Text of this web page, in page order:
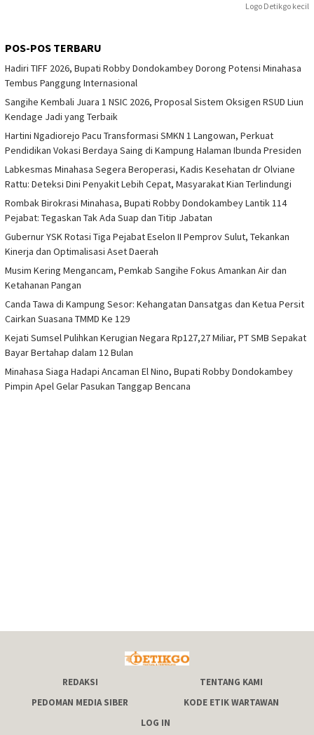
Logo Detikgo kecil
POS-POS TERBARU
Hadiri TIFF 2026, Bupati Robby Dondokambey Dorong Potensi Minahasa
Tembus Panggung Internasional
Sangihe Kembali Juara 1 NSIC 2026, Proposal Sistem Oksigen RSUD Liun
Kendage Jadi yang Terbaik
Hartini Ngadiorejo Pacu Transformasi SMKN 1 Langowan, Perkuat
Pendidikan Vokasi Berdaya Saing di Kampung Halaman Ibunda Presiden
Labkesmas Minahasa Segera Beroperasi, Kadis Kesehatan dr Olviane
Rattu: Deteksi Dini Penyakit Lebih Cepat, Masyarakat Kian Terlindungi
Rombak Birokrasi Minahasa, Bupati Robby Dondokambey Lantik 114
Pejabat: Tegaskan Tak Ada Suap dan Titip Jabatan
Gubernur YSK Rotasi Tiga Pejabat Eselon II Pemprov Sulut, Tekankan
Kinerja dan Optimalisasi Aset Daerah
Musim Kering Mengancam, Pemkab Sangihe Fokus Amankan Air dan
Ketahanan Pangan
Canda Tawa di Kampung Sesor: Kehangatan Dansatgas dan Ketua Persit
Cairkan Suasana TMMD Ke 129
Kejati Sumsel Pulihkan Kerugian Negara Rp127,27 Miliar, PT SMB Sepakat
Bayar Bertahap dalam 12 Bulan
Minahasa Siaga Hadapi Ancaman El Nino, Bupati Robby Dondokambey
Pimpin Apel Gelar Pasukan Tanggap Bencana
REDAKSI
TENTANG KAMI
PEDOMAN MEDIA SIBER
KODE ETIK WARTAWAN
LOG IN